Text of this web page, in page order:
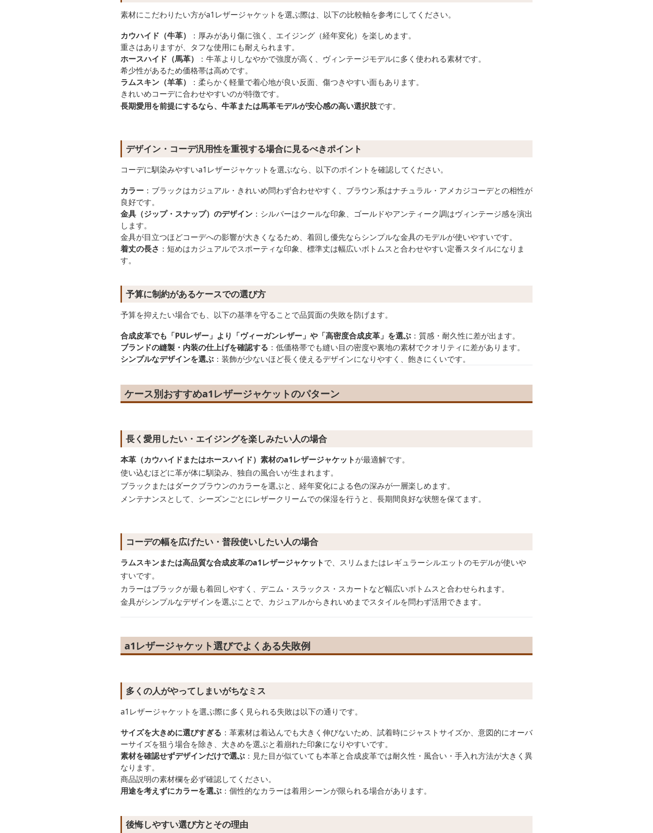
素材にこだわりたい方がa1レザージャケットを選ぶ際は、以下の比較軸を参考にしてください。
カウハイド（牛革）
：厚みがあり傷に強く、エイジング（経年変化）を楽しめます。
重さはありますが、タフな使用にも耐えられます。
ホースハイド（馬革）
：牛革よりしなやかで強度が高く、ヴィンテージモデルに多く使われる素材です。
希少性があるため価格帯は高めです。
ラムスキン（羊革）
：柔らかく軽量で着心地が良い反面、傷つきやすい面もあります。
きれいめコーデに合わせやすいのが特徴です。
長期愛用を前提にするなら、牛革または馬革モデルが安心感の高い選択肢です。
デザイン・コーデ汎用性を重視する場合に見るべきポイント
コーデに馴染みやすいa1レザージャケットを選ぶなら、以下のポイントを確認してください。
カラー ：ブラックはカジュアル・きれいめ問わず合わせやすく、ブラウン系はナチュラル・アメカジコーデとの相性が
良好です。
金具（ジップ・スナップ）のデザイン ：シルバーはクールな印象、ゴールドやアンティーク調はヴィンテージ感を演出
します。
金具が目立つほどコーデへの影響が大きくなるため、着回し優先ならシンプルな金具のモデルが使いやすいです。
着丈の長さ ：短めはカジュアルでスポーティな印象、標準丈は幅広いボトムスと合わせやすい定番スタイルになりま
す。
予算に制約があるケースでの選び方
予算を抑えたい場合でも、以下の基準を守ることで品質面の失敗を防げます。
合成皮革でも「PUレザー」より「ヴィーガンレザー」や「高密度合成皮革」を選ぶ ：質感・耐久性に差が出ます。
ブランドの縫製・内装の仕上げを確認する ：低価格帯でも縫い目の密度や裏地の素材でクオリティに差があります。
シンプルなデザインを選ぶ ：装飾が少ないほど長く使えるデザインになりやすく、飽きにくいです。
ケース別おすすめa1レザージャケットのパターン
長く愛用したい・エイジングを楽しみたい人の場合
本革（カウハイドまたはホースハイド）素材のa1レザージャケットが最適解です。
使い込むほどに革が体に馴染み、独自の風合いが生まれます。
ブラックまたはダークブラウンのカラーを選ぶと、経年変化による色の深みが一層楽しめます。
メンテナンスとして、シーズンごとにレザークリームでの保湿を行うと、長期間良好な状態を保てます。
コーデの幅を広げたい・普段使いしたい人の場合
ラムスキンまたは高品質な合成皮革のa1レザージャケットで、スリムまたはレギュラーシルエットのモデルが使いや
すいです。
カラーはブラックが最も着回しやすく、デニム・スラックス・スカートなど幅広いボトムスと合わせられます。
金具がシンプルなデザインを選ぶことで、カジュアルからきれいめまでスタイルを問わず活用できます。
a1レザージャケット選びでよくある失敗例
多くの人がやってしまいがちなミス
a1レザージャケットを選ぶ際に多く見られる失敗は以下の通りです。
サイズを大きめに選びすぎる ：革素材は着込んでも大きく伸びないため、試着時にジャストサイズか、意図的にオーバ
ーサイズを狙う場合を除き、大きめを選ぶと着崩れた印象になりやすいです。
素材を確認せずデザインだけで選ぶ ：見た目が似ていても本革と合成皮革では耐久性・風合い・手入れ方法が大きく異
なります。
商品説明の素材欄を必ず確認してください。
用途を考えずにカラーを選ぶ ：個性的なカラーは着用シーンが限られる場合があります。
後悔しやすい選び方とその理由